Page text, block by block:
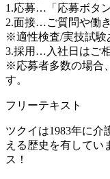
1.応募…「応募ボタ
2.面接…ご質問や働
※適性検査/実技試験
3.採用…入社日はご
※応募者多数の場合
す。
フリーテキスト
ツクイは1983年に介
える歴史を有してい
ス！